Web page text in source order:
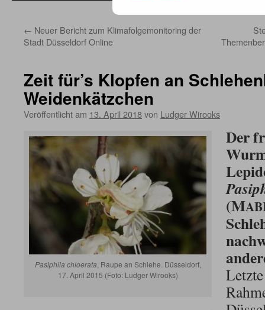
← Neuer Bericht zum Klimafolgemonitoring der
Stadt Düsseldorf Online
Zeit für’s Klopfen an
Weidenkätzchen
Veröffentlicht am 13. April 2018von Ludger Wirooks
Pasiphila chloerata , Raupe an Schlehe. Düsseldorf,
17. April 2015 (Foto: Ludger Wirooks)
Der
(M